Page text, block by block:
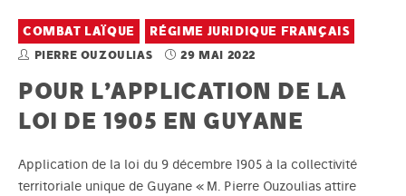
COMBAT LAÏQUE RÉGIME JURIDIQUE FRANÇAIS
PIERRE OUZOULIAS 29 MAI 2022
POUR L’APPLICATION DE LA
LOI DE 1905 EN GUYANE
Application de la loi du 9 décembre 1905 à la collectivité
territoriale unique de Guyane « M. Pierre Ouzoulias attire